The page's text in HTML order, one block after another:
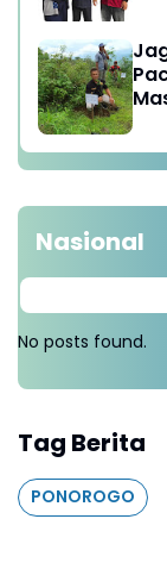
Nasional
No posts found.
Tag Berita
PONOROGO